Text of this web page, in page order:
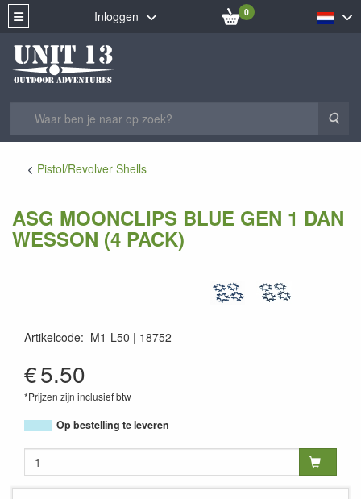
Inloggen 0
Pistol/Revolver Shells
ASG MOONCLIPS BLUE GEN 1 DAN
WESSON (4 PACK)
Artikelcode: M1-L50
18752
€5.50
*Prijzen zijn inclusief btw
Op bestelling te leveren